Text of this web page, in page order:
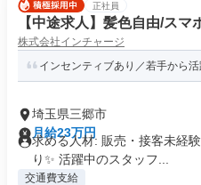
正社員
【中途求人】髪色自由/スマ
株式会社インチャージ
インセンティブあり／若手から
埼玉県三郷市
月給23万円
求める人材: 販売・接客未経
り✨ 活躍中のスタッフ...
交通費支給